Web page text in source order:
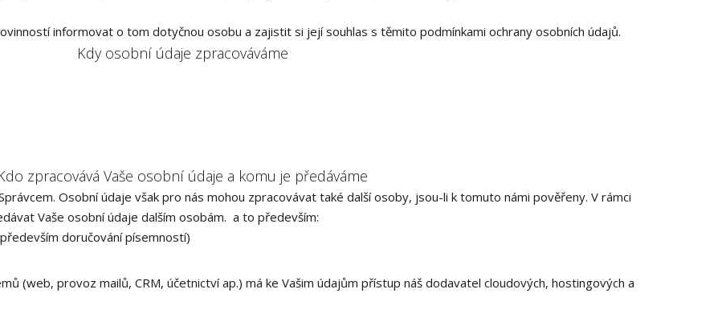
informovat o tom dotyčnou osobu a zajistit si její souhlas s těmito podmínkami ochrany osobních údajů.
Kdy osobní údaje zpracováváme
zpracovává Vaše osobní údaje a komu je předáváme
Osobní údaje však pro nás mohou zpracovávat také další osoby, jsou-li k tomuto námi pověřeny. V rámci
Vaše osobní údaje dalším osobám. a to především:
doručování písemností)
(web, provoz mailů, CRM, účetnictví ap.) má ke Vašim údajům přístup náš dodavatel cloudových, hostingových a